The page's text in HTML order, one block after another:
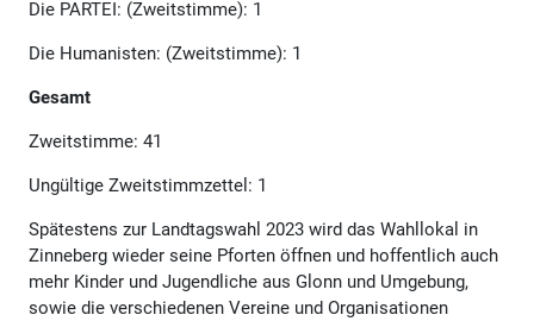
Die PARTEI: (Zweitstimme): 1
Die Humanisten: (Zweitstimme): 1
Gesamt
Zweitstimme: 41
Ungültige Zweitstimmzettel: 1
Spätestens zur Landtagswahl 2023 wird das Wahllokal in
Zinneberg wieder seine Pforten öffnen und hoffentlich auch
mehr Kinder und Jugendliche aus Glonn und Umgebung,
sowie die verschiedenen Vereine und Organisationen